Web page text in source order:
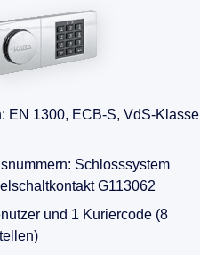
EN 1300, ECB-S, VdS-Klasse
Schlosssystem
G113062
und 1 Kuriercode (8